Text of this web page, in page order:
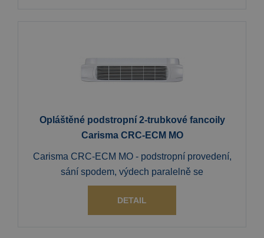
Opláštěné podstropní 2-trubkové fancoily
Carisma CRC-ECM MO
Carisma CRC-ECM MO - podstropní provedení,
sání spodem, výdech paralelně se
DETAIL